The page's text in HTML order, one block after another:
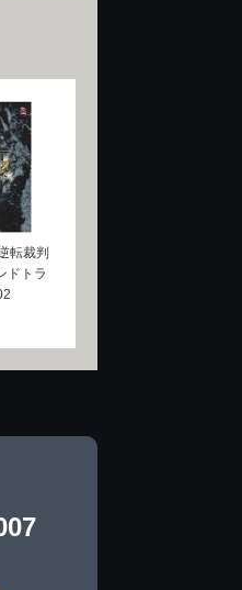
転裁判
ドトラ